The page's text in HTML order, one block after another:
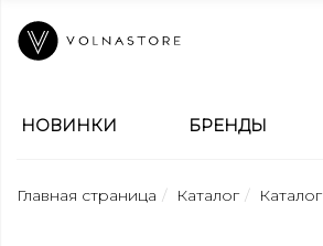
НОВИНКИ БРЕНДЫ
Главная страница Каталог Каталог